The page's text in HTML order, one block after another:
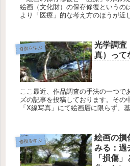
絵画（文化財）の保存修復というの
より「医療」的な考え方のほうが近
修復を学ぶ
光学調査
真）っ
ここ最近、作品調査の手法の一つで
ズの記事を投稿しております。その
「X線写真」にて絵画層に限らず、
修復を学ぶ
絵画の損
みる：過
「損傷